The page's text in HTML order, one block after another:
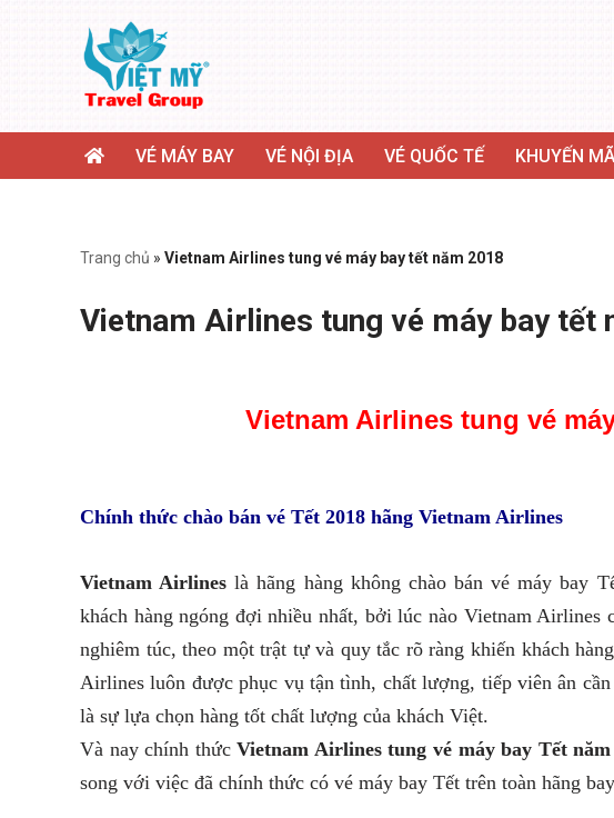
VÉ MÁY BAY VÉ NỘI ĐỊA VÉ QUỐC TẾ KHUYẾN
Trang chủ » Vietnam Airlines tung vé máy bay tết năm 2018
Vietnam Airlines tung vé máy bay tết
Vietnam Airlines tung vé
Chính thức chào bán vé Tết 2018 hãng Vietnam Airlines
Vietnam Airlines là hãng hàng không chào bán vé máy bay
khách hàng ngóng đợi nhiều nhất, bởi lúc nào Vietnam
nghiêm túc, theo một trật tự và quy tắc rõ ràng khiến khách
Airlines luôn được phục vụ tận tình, chất lượng, tiếp viên ân
là sự lựa chọn hàng tốt chất lượng của khách Việt.
Và nay chính thứcVietnam Airlines tung vé máy bay Tết năm
song với việc đã chính thức có vé máy bay Tết trên toàn hãng